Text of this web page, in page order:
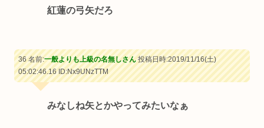
紅蓮の弓矢だろ
36 名前:一般よりも上級の名無しさん投稿日時:2019/11/16(土)
05:02:46.16ID:Nx9UNzTTM
みなしね矢とかやってみたいなぁ